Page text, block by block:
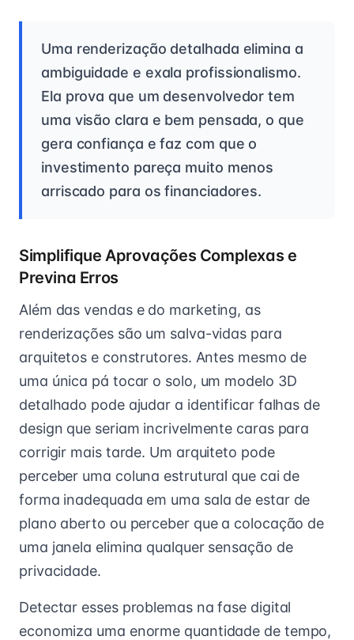
Uma renderização detalhada elimina a
ambiguidade e exala profissionalismo.
Ela prova que um desenvolvedor tem
uma visão clara e bem pensada, o que
gera confiança e faz com que o
investimento pareça muito menos
arriscado para os financiadores.
Simplifique Aprovações Complexas e
Previna Erros
Além das vendas e do marketing, as
renderizações são um salva-vidas para
arquitetos e construtores. Antes mesmo de
uma única pá tocar o solo, um modelo 3D
detalhado pode ajudar a identificar falhas de
design que seriam incrivelmente caras para
corrigir mais tarde. Um arquiteto pode
perceber uma coluna estrutural que cai de
forma inadequada em uma sala de estar de
plano aberto ou perceber que a colocação de
uma janela elimina qualquer sensação de
privacidade.
Detectar esses problemas na fase digital
economiza uma enorme quantidade de tempo,